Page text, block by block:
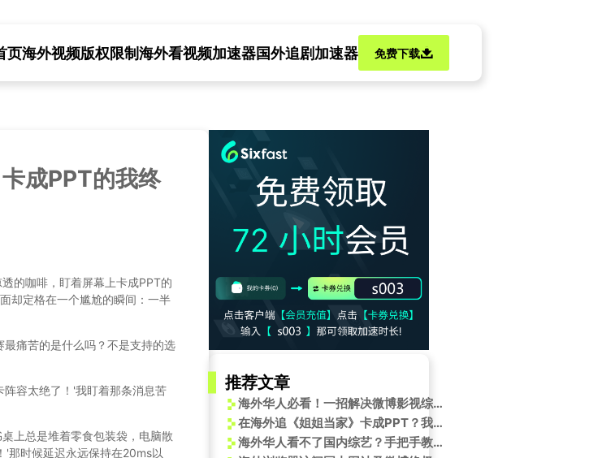
页海外视频版权限制海外看视频加速器国外追剧加速器 免费下载
成PPT的我终
的咖啡，盯着屏幕上卡成PPT的
却定格在一个尴尬的瞬间：一半
痛苦的是什么吗？不是支持的选
容太绝了！'我盯着那条消息苦
上总是堆着零食包装袋，电脑散
时候延迟永远保持在20ms以
推荐文章
海外华人必看！一招解决微博影视综艺地区限制，经典《淘金记》百年重映别错过
在海外追《姐姐当家》卡成PPT？我试了三个方法终于能流畅看谢娜跳舞了
海外华人看不了国内综艺？手把手教你解锁《2025季中冠军赛》等节目限制